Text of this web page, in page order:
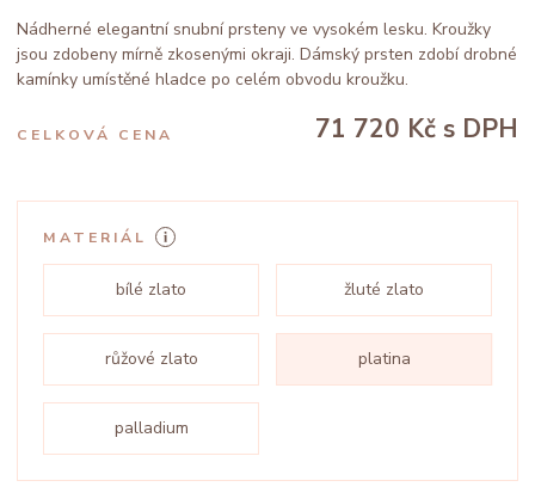
Nádherné elegantní snubní prsteny ve vysokém lesku. Kroužky
jsou zdobeny mírně zkosenými okraji. Dámský prsten zdobí drobné
kamínky umístěné hladce po celém obvodu kroužku.
CELKOVÁ CENA 71 720 Kč s DPH
MATERIÁL
bílé zlato žluté zlato
růžové zlato platina
palladium